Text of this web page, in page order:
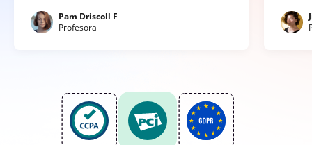
Pam Driscoll F
Profesora